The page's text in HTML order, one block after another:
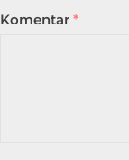
Komentar *